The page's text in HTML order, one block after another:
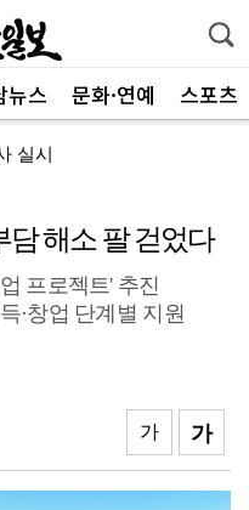
뉴스 문화·연예 스포츠
실시
도체 교육도시로"
성 박차
담 해소 팔 걷었다
프로젝트' 추진
·창업 단계별 지원
가
가